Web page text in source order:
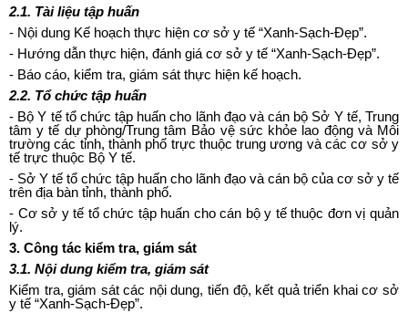
2.1. Tài liệu tập huấn
- Nội dung Kế hoạch thực hiện cơ sở y tế “Xanh-Sạch-Đẹp”.
- Hướng dẫn thực hiện, đánh giá cơ sở y tế “Xanh-Sạch-Đẹp”.
- Báo cáo, kiểm tra, giám sát thực hiện kế hoạch.
2.2. Tổchức tập huấn
- Bộ Y tế tổ chức tập huấn cho lãnh đạo và cán bộ Sở Y tế, Trung
tâm y tế dự phòng/Trung tâm Bảo vệ sức khỏe lao động và Môi
trường các tỉnh, thành phố trực thuộc trung ương và các cơ sở y
tế trực thuộc Bộ Y tế.
- Sở Y tế tổ chức tập huấn cho lãnh đạo và cán bộ của cơ sở y tế
trên địa bàn tỉnh, thành phố.
- Cơ sở y tế tổchức tập huấn cho cán bộ y tế thuộc đơn vị quản
lý.
3. Công tác kiểm tra, giám sát
3.1. Nộidung kiểm tra, giám sát
Kiểm tra, giám sát các nội dung, tiến độ, kết quả triển khai cơ sở
y tế “Xanh-Sạch-Đẹp”.